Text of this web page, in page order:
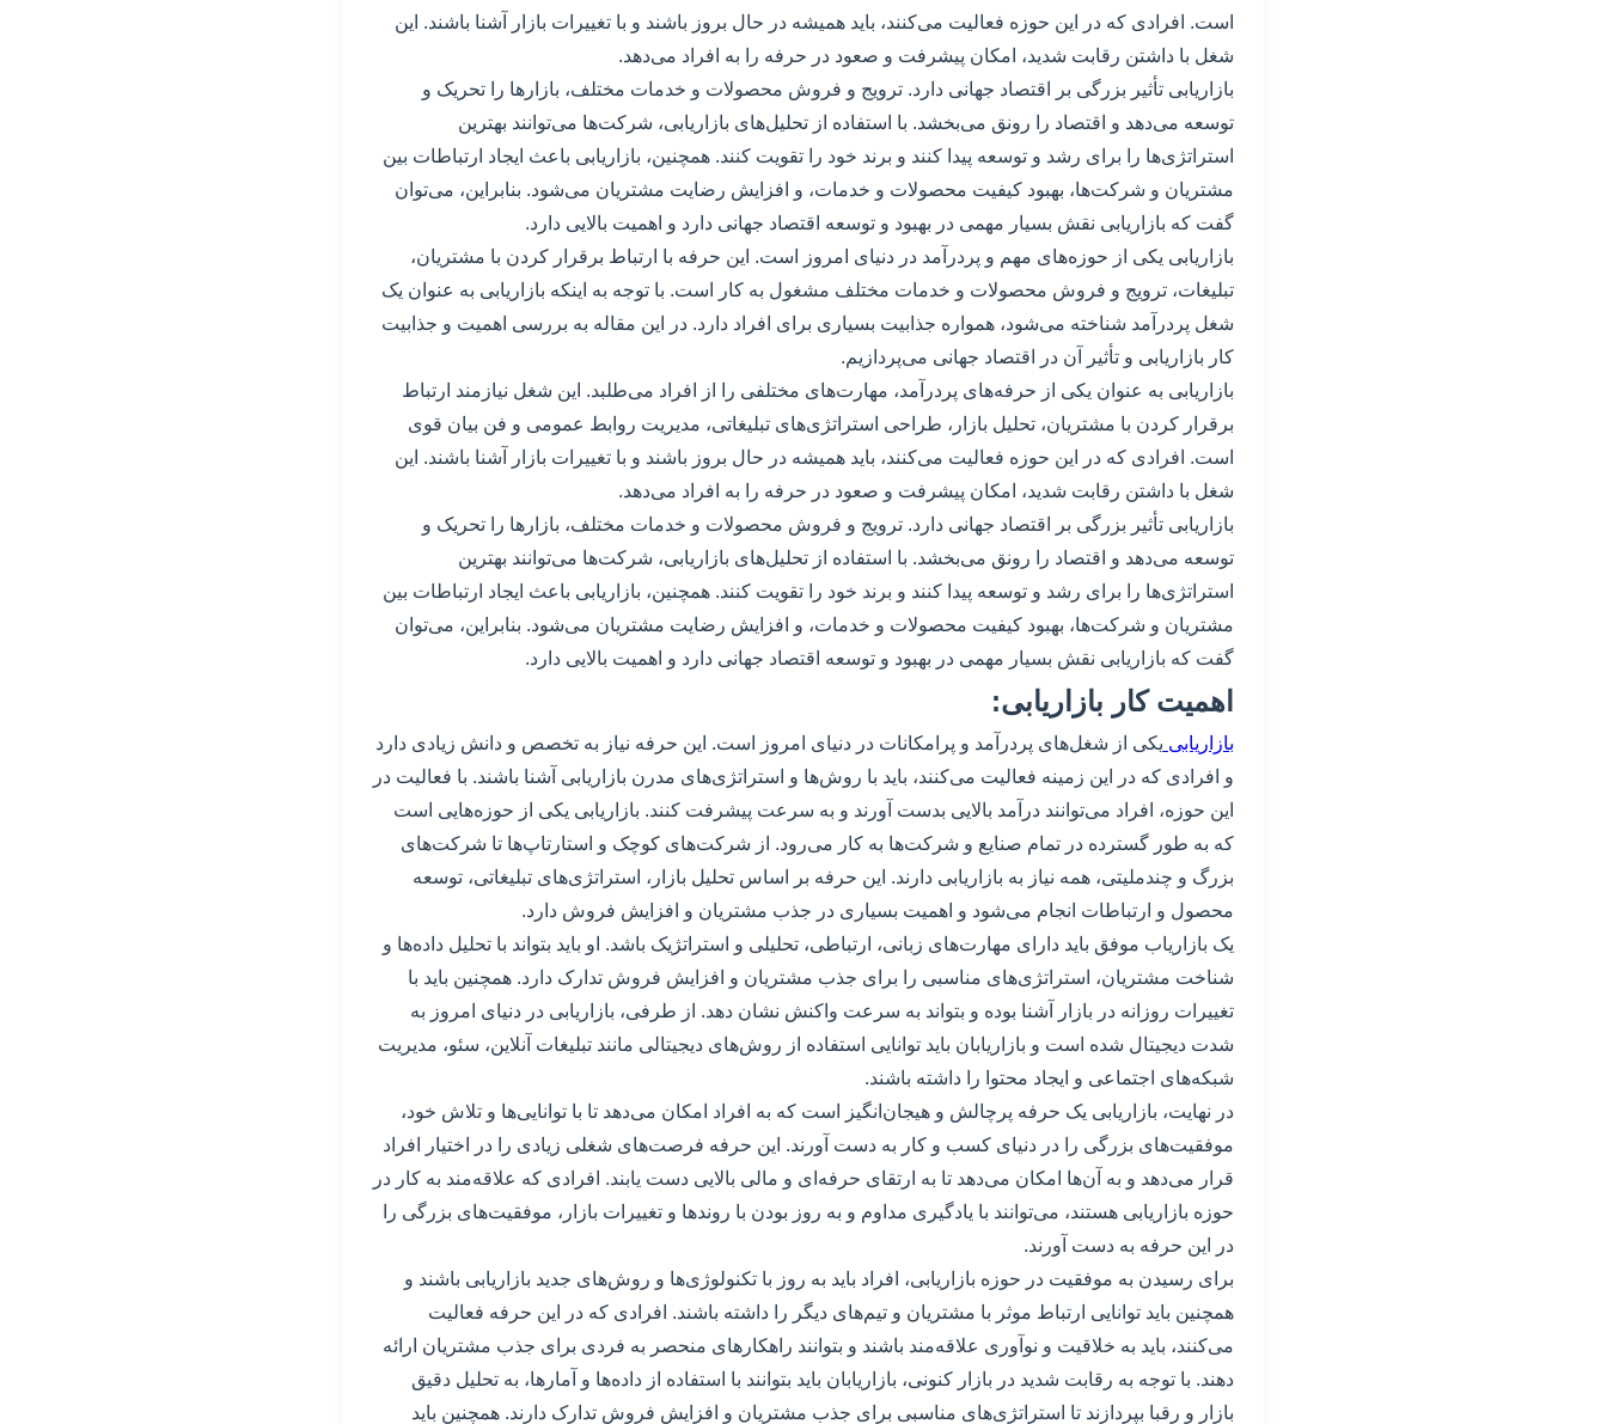
است. افرادی که در این حوزه فعالیت می‌کنند، باید همیشه در حال بروز باشند و با تغییرات بازار آشنا باشند. این
شغل با داشتن رقابت شدید، امکان پیشرفت و صعود در حرفه را به افراد می‌دهد.
بازاریابی تأثیر بزرگی بر اقتصاد جهانی دارد. ترویج و فروش محصولات و خدمات مختلف، بازارها را تحریک و
توسعه می‌دهد و اقتصاد را رونق می‌بخشد. با استفاده از تحلیل‌های بازاریابی، شرکت‌ها می‌توانند بهترین
استراتژی‌ها را برای رشد و توسعه پیدا کنند و برند خود را تقویت کنند. همچنین، بازاریابی باعث ایجاد ارتباطات بین
مشتریان و شرکت‌ها، بهبود کیفیت محصولات و خدمات، و افزایش رضایت مشتریان می‌شود. بنابراین، می‌توان
گفت که بازاریابی نقش بسیار مهمی در بهبود و توسعه اقتصاد جهانی دارد و اهمیت بالایی دارد.
بازاریابی یکی از حوزه‌های مهم و پردرآمد در دنیای امروز است. این حرفه با ارتباط برقرار کردن با مشتریان،
تبلیغات، ترویج و فروش محصولات و خدمات مختلف مشغول به کار است. با توجه به اینکه بازاریابی به عنوان یک
شغل پردرآمد شناخته می‌شود، همواره جذابیت بسیاری برای افراد دارد. در این مقاله به بررسی اهمیت و جذابیت
کار بازاریابی و تأثیر آن در اقتصاد جهانی می‌پردازیم.
بازاریابی به عنوان یکی از حرفه‌های پردرآمد، مهارت‌های مختلفی را از افراد می‌طلبد. این شغل نیازمند ارتباط
برقرار کردن با مشتریان، تحلیل بازار، طراحی استراتژی‌های تبلیغاتی، مدیریت روابط عمومی و فن بیان قوی
است. افرادی که در این حوزه فعالیت می‌کنند، باید همیشه در حال بروز باشند و با تغییرات بازار آشنا باشند. این
شغل با داشتن رقابت شدید، امکان پیشرفت و صعود در حرفه را به افراد می‌دهد.
بازاریابی تأثیر بزرگی بر اقتصاد جهانی دارد. ترویج و فروش محصولات و خدمات مختلف، بازارها را تحریک و
توسعه می‌دهد و اقتصاد را رونق می‌بخشد. با استفاده از تحلیل‌های بازاریابی، شرکت‌ها می‌توانند بهترین
استراتژی‌ها را برای رشد و توسعه پیدا کنند و برند خود را تقویت کنند. همچنین، بازاریابی باعث ایجاد ارتباطات بین
مشتریان و شرکت‌ها، بهبود کیفیت محصولات و خدمات، و افزایش رضایت مشتریان می‌شود. بنابراین، می‌توان
گفت که بازاریابی نقش بسیار مهمی در بهبود و توسعه اقتصاد جهانی دارد و اهمیت بالایی دارد.
اهمیت کار بازاریابی:
بازاریابی یکی از شغل‌های پردرآمد و پرامکانات در دنیای امروز است. این حرفه نیاز به تخصص و دانش زیادی دارد
و افرادی که در این زمینه فعالیت می‌کنند، باید با روش‌ها و استراتژی‌های مدرن بازاریابی آشنا باشند. با فعالیت در
این حوزه، افراد می‌توانند درآمد بالایی بدست آورند و به سرعت پیشرفت کنند. بازاریابی یکی از حوزه‌هایی است
که به طور گسترده در تمام صنایع و شرکت‌ها به کار می‌رود. از شرکت‌های کوچک و استارتاپ‌ها تا شرکت‌های
بزرگ و چند‌ملیتی، همه نیاز به بازاریابی دارند. این حرفه بر اساس تحلیل بازار، استراتژی‌های تبلیغاتی، توسعه
محصول و ارتباطات انجام می‌شود و اهمیت بسیاری در جذب مشتریان و افزایش فروش دارد.
یک بازاریاب موفق باید دارای مهارت‌های زبانی، ارتباطی، تحلیلی و استراتژیک باشد. او باید بتواند با تحلیل داده‌ها و
شناخت مشتریان، استراتژی‌های مناسبی را برای جذب مشتریان و افزایش فروش تدارک دارد. همچنین باید با
تغییرات روزانه در بازار آشنا بوده و بتواند به سرعت واکنش نشان دهد. از طرفی، بازاریابی در دنیای امروز به
شدت دیجیتال شده است و بازاریابان باید توانایی استفاده از روش‌های دیجیتالی مانند تبلیغات آنلاین، سئو، مدیریت
شبکه‌های اجتماعی و ایجاد محتوا را داشته باشند.
در نهایت، بازاریابی یک حرفه پرچالش و هیجان‌انگیز است که به افراد امکان می‌دهد تا با توانایی‌ها و تلاش خود،
موفقیت‌های بزرگی را در دنیای کسب و کار به دست آورند. این حرفه فرصت‌های شغلی زیادی را در اختیار افراد
قرار می‌دهد و به آن‌ها امکان می‌دهد تا به ارتقای حرفه‌ای و مالی بالایی دست یابند. افرادی که علاقه‌مند به کار در
حوزه بازاریابی هستند، می‌توانند با یادگیری مداوم و به روز بودن با روند‌ها و تغییرات بازار، موفقیت‌های بزرگی را
در این حرفه به دست آورند.
برای رسیدن به موفقیت در حوزه بازاریابی، افراد باید به روز با تکنولوژی‌ها و روش‌های جدید بازاریابی باشند و
همچنین باید توانایی ارتباط موثر با مشتریان و تیم‌های دیگر را داشته باشند. افرادی که در این حرفه فعالیت
می‌کنند، باید به خلاقیت و نوآوری علاقه‌مند باشند و بتوانند راهکارهای منحصر به فردی برای جذب مشتریان ارائه
دهند. با توجه به رقابت شدید در بازار کنونی، بازاریابان باید بتوانند با استفاده از داده‌ها و آمارها، به تحلیل دقیق
بازار و رقبا بپردازند تا استراتژی‌های مناسبی برای جذب مشتریان و افزایش فروش تدارک دارند. همچنین باید